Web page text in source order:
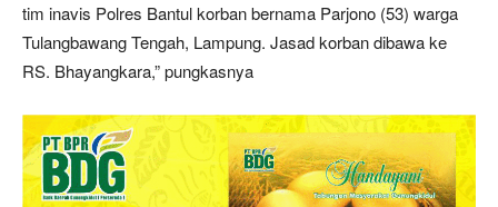
tim inavis Polres Bantul korban bernama Parjono (53) warga
Tulangbawang Tengah, Lampung. Jasad korban dibawa ke
RS. Bhayangkara,” pungkasnya